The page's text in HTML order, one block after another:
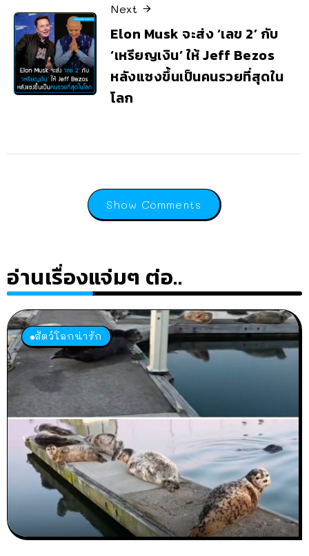
Next
Elon Musk จะส่ง ‘เลข 2’ กับ
‘เหรียญเงิน’ ให้ Jeff Bezos
หลังแซงขึ้นเป็นคนรวยที่สุดใน
โลก
Show Comments
อ่านเรื่องแจ่มๆ ต่อ..
สัตว์โลกน่ารัก